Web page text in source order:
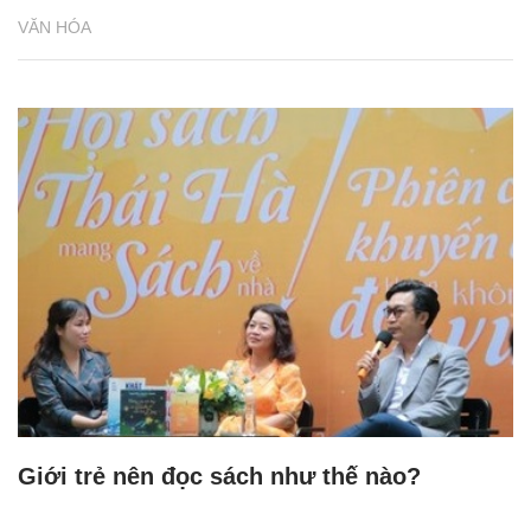
VĂN HÓA
Giới trẻ nên đọc sách như thế nào?